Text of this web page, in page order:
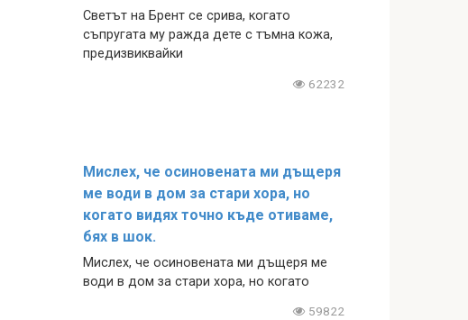
Светът на Брент се срива, когато
съпругата му ражда дете с тъмна кожа,
предизвиквайки
62232
Мислех, че осиновената ми дъщеря
ме води в дом за стари хора, но
когато видях точно къде отиваме,
бях в шок.
Мислех, че осиновената ми дъщеря ме
води в дом за стари хора, но когато
59822